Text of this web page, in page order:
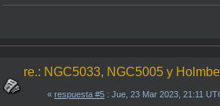
re.: NGC5033, NGC5005 y
« respuesta #5 : Jue, 23 Mar 2023, 21:11